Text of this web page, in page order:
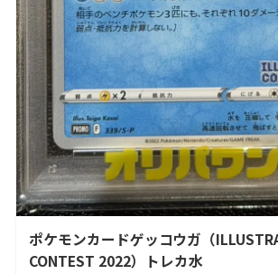
ポケモンカードゲッコウガ（
CONTEST 2022）トレカ水